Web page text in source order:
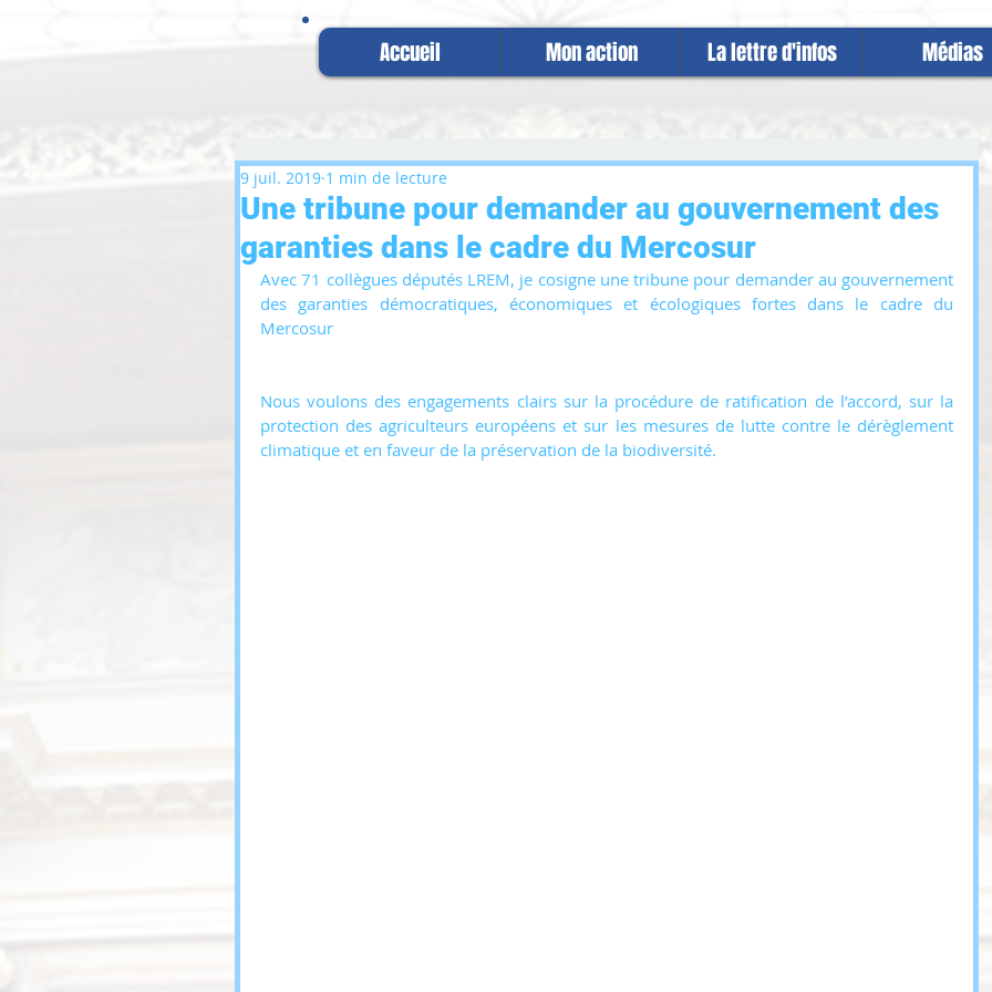
Accueil Mon action La lettre d'infos Médias
Une tribune pour demander au gouvernement des
garanties dans le cadre du Mercosur
9 juil. 2019 1 min de lecture
Avec 71 collègues députés LREM, je cosigne une tribune pour demander au gouvernement
des garanties démocratiques, économiques et écologiques fortes dans le cadre du
Mercosur
Nous voulons des engagements clairs sur la procédure de ratification de l’accord, sur la
protection des agriculteurs européens et sur les mesures de lutte contre le dérèglement
climatique et en faveur de la préservation de la biodiversité.